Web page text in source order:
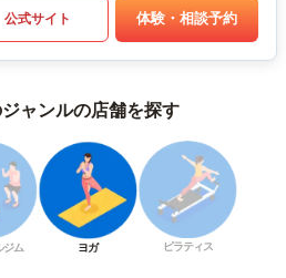
公式サイト 体験・相談予約
ャンルの店舗を探す
ジム ヨガ ピラティス